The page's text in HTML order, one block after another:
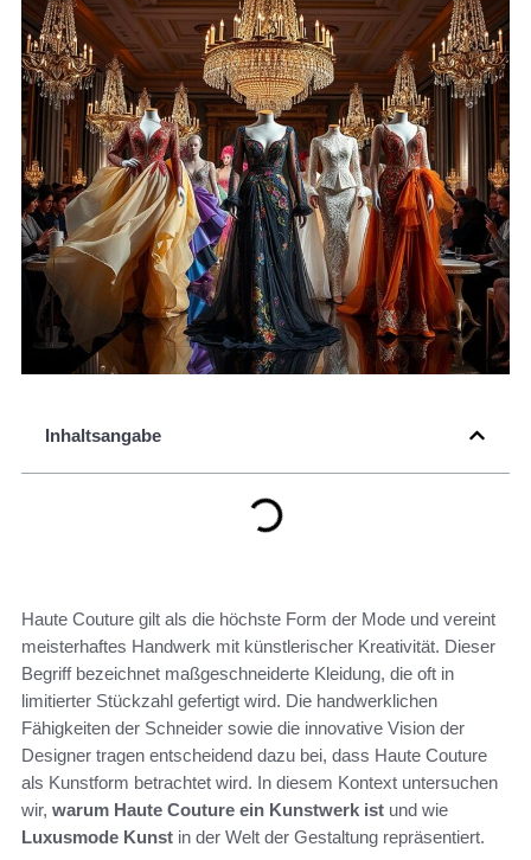
Inhaltsangabe
Haute Couture gilt als die höchste Form der Mode und vereint
meisterhaftes Handwerk mit künstlerischer Kreativität. Dieser
Begriff bezeichnet maßgeschneiderte Kleidung, die oft in
limitierter Stückzahl gefertigt wird. Die handwerklichen
Fähigkeiten der Schneider sowie die innovative Vision der
Designer tragen entscheidend dazu bei, dass Haute Couture
als Kunstform betrachtet wird. In diesem Kontext untersuchen
wir, warum Haute Couture ein Kunstwerk ist und wie
Luxusmode Kunst in der Welt der Gestaltung repräsentiert.